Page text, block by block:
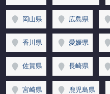
岡山県 広島県
香川県 愛媛県
佐賀県 長崎県
宮崎県 鹿児島県